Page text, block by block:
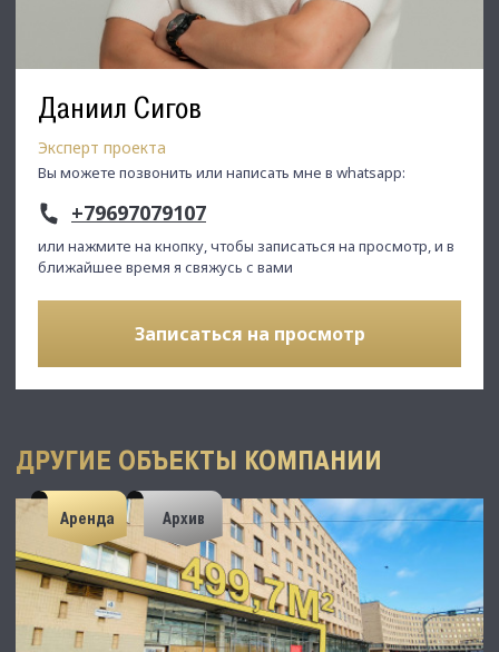
Даниил Сигов
Эксперт проекта
Вы можете позвонить или написать мне в whatsapp:
+79697079107
или нажмите на кнопку, чтобы записаться на просмотр, и в
ближайшее время я свяжусь с вами
Записаться на просмотр
ДРУГИЕ ОБЪЕКТЫ КОМПАНИИ
Аренда Архив